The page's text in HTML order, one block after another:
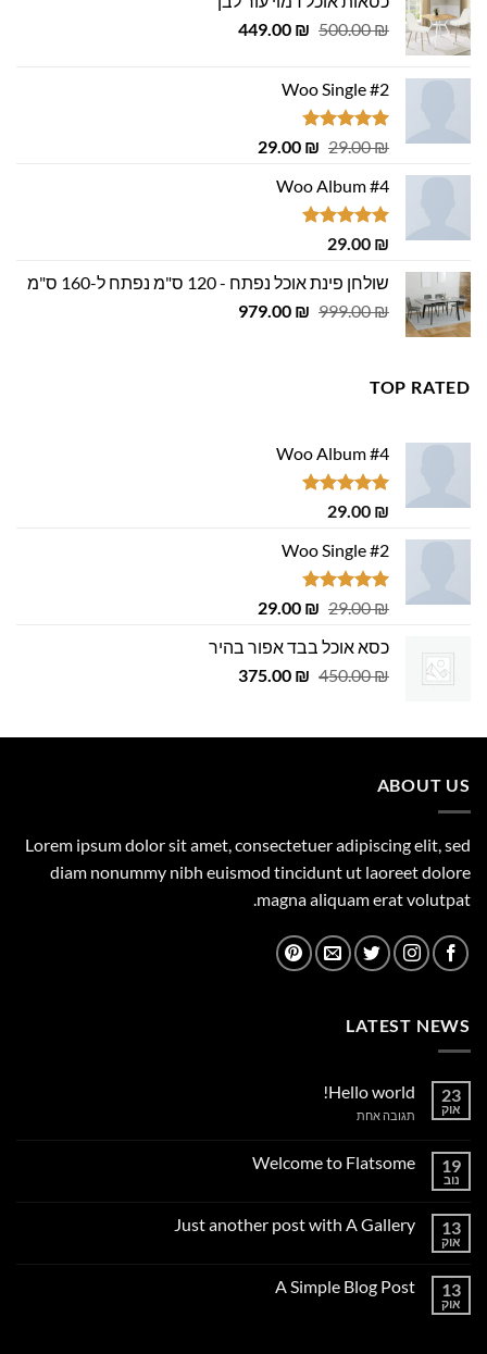
500.00₪
המחיר
500.00 ₪.
449.00 ₪
המחיר
Woo Single #2
דורג4.75
29.00₪
המחיר
היה:
29.00 ₪.
29.00 ₪
המחיר
Woo Album #4
דורג5.00
29.00 ₪
שולחן פינת אוכל נפתח - 120 ס"מ נפתח ל-160 ס"מ
999.00₪
המחיר
979.00 ₪
המחיר
TOP RATED
Woo Album #4
דורג5.00
29.00 ₪
Woo Single #2
דורג4.75
29.00₪
המחיר
היה:
29.00 ₪.
29.00 ₪
המחיר
הוא:
29.00 ₪.
כסא אוכל בבד אפור בהיר
450.00₪
המחיר
450.00 ₪.
375.00 ₪
המחיר
375.00 ₪.
ABOUT US
Lorem ipsum dolor sit amet, consectetuer adipiscing elit, sed
diam nonummy nibh euismod tincidunt ut laoreet dolore
magna aliquam erat volutpat.
LATEST NEWS
23
אוק
Hello world!
תגובה אחתעל
19
נוב
Welcome to Flatsome
Welcome
13
אוק
Just another post with A Gallery
Just
13
אוק
A Simple Blog Post